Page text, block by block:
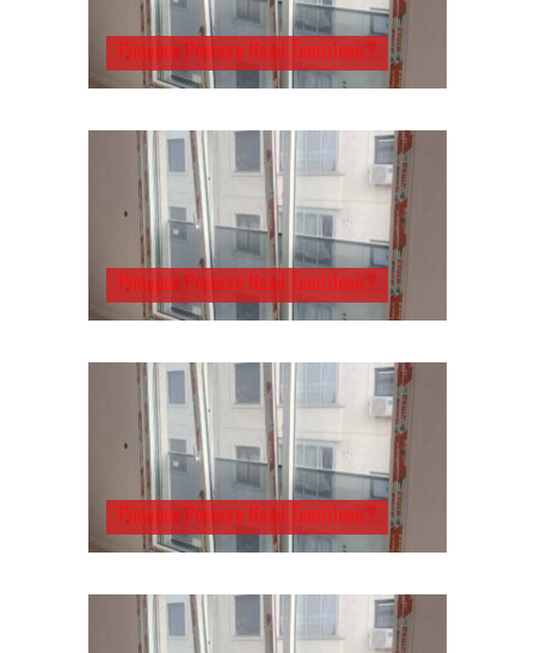
Pimapen Pencere Nasıl Temizlenir?
Pimapen Pencere Nasıl Temizlenir?
Pimapen Pencere Nasıl Temizlenir?